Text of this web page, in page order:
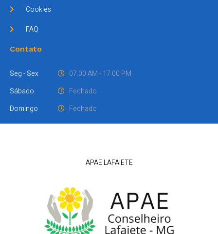
Cookies
FAQ
Contato
Seg - Sex
Sábado
Domingo
07.00 AM - 17.00 PM
Fechado
Fechado
APAE LAFAIETE